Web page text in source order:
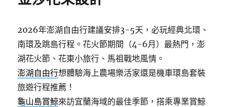
2026年澎湖自由行建議安排3-5天，必玩經典北環、
南環及跳島行程。花火節期間（4-6月）最熱門，澎
湖花火節、花東小旅行、馬祖戰地風情。
澎湖自由行想體驗海上農場樂活家還是機車環島套裝
旅遊行程推薦！
龜山島賞鯨來訪宜蘭海域的最佳季節，搭乘專業賞鯨